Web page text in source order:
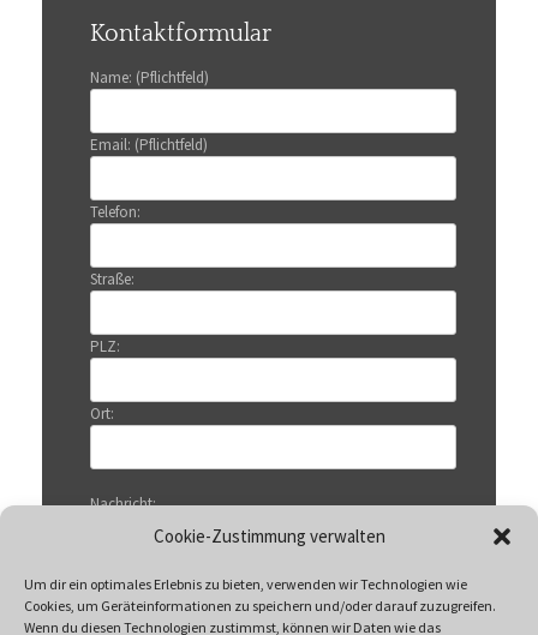
Cookie-Zustimmung verwalten
Um dir ein optimales Erlebnis zu bieten, verwenden wir Technologien wie
Cookies, um Geräteinformationen zu speichern und/oder darauf zuzugreifen.
Wenn du diesen Technologien zustimmst, können wir Daten wie das
Kontaktformular
Name: (Pflichtfeld)
Email: (Pflichtfeld)
Telefon:
Straße:
PLZ:
Ort:
Nachricht: